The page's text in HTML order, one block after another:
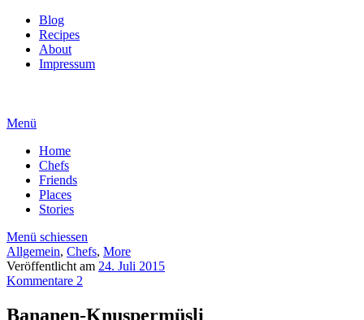
Blog
Recipes
About
Impressum
Menü
Home
Chefs
Friends
Places
Stories
Menü schiessen
Allgemein, Chefs, More
Veröffentlicht am 24. Juli 2015
Kommentare 2
Bananen-Knuspermüsli